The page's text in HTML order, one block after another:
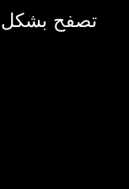
تصفح بشكل